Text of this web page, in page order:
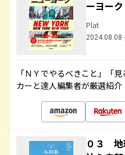
ーヨーク
Plat
2024.08.08
「ＮＹでやるべきこと」「
カーと達人編集者が厳選紹
０３